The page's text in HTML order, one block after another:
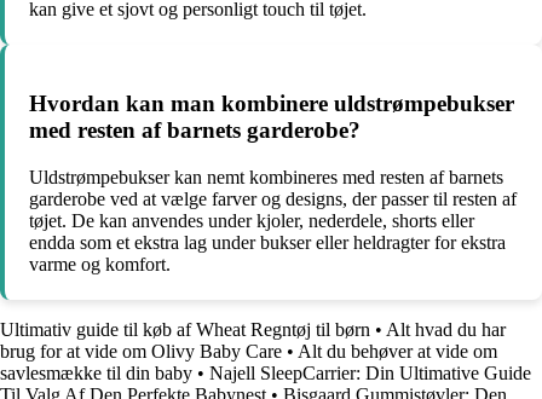
kan give et sjovt og personligt touch til tøjet.
Hvordan kan man kombinere uldstrømpebukser
med resten af barnets garderobe?
Uldstrømpebukser kan nemt kombineres med resten af barnets
garderobe ved at vælge farver og designs, der passer til resten af
tøjet. De kan anvendes under kjoler, nederdele, shorts eller
endda som et ekstra lag under bukser eller heldragter for ekstra
varme og komfort.
Ultimativ guide til køb af Wheat Regntøj til børn • Alt hvad du har
brug for at vide om Olivy Baby Care • Alt du behøver at vide om
savlesmække til din baby • Najell SleepCarrier: Din Ultimative Guide
Til Valg Af Den Perfekte Babynest • Bisgaard Gummistøvler: Den